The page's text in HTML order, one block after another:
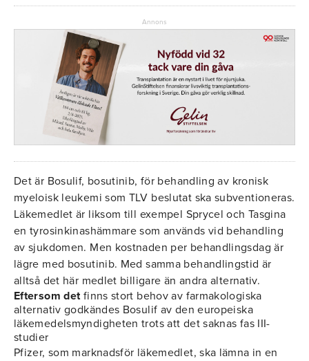
Annons
Det är Bosulif, bosutinib, för behandling av kronisk
myeloisk leukemi som TLV beslutat ska subventioneras.
Läkemedlet är liksom till exempel Sprycel och Tasgina
en tyrosinkinashämmare som används vid behandling
av sjukdomen. Men kostnaden per behandlingsdag är
lägre med bosutinib. Med samma behandlingstid är
alltså det här medlet billigare än andra alternativ.
Eftersom det finns stort behov av farmakologiska
alternativ godkändes Bosulif av den europeiska
läkemedelsmyndigheten trots att det saknas fas III-
studier
Pfizer, som marknadsför läkemedlet, ska lämna in en